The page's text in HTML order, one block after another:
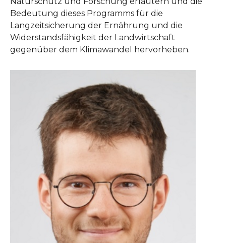
Bedeutung dieses Programms für die
Langzeitsicherung der Ernährung und die
Widerstandsfähigkeit der Landwirtschaft
gegenüber dem Klimawandel hervorheben.